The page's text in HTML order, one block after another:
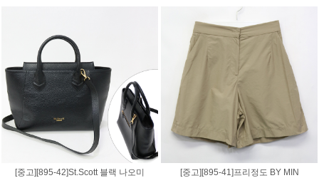
[중고][895-42]St.Scott 블랙 나오미
[중고][895-41]프리정도 BY MIN